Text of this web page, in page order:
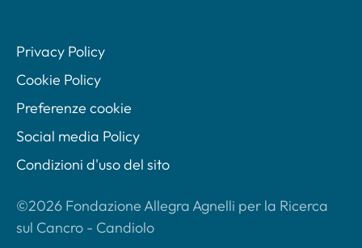
©2026 Fondazione Allegra Agnelli per la Ricerca
sul Cancro - Candiolo
Privacy Policy
Cookie Policy
Preferenze cookie
Social media Policy
Condizioni d'uso del sito